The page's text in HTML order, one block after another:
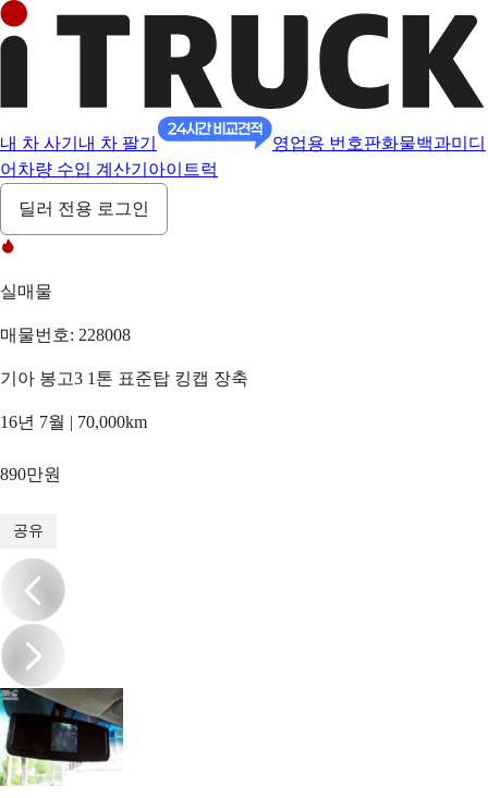
내 차 사기 내 차 팔기 영업용 번호판화물백과미디
어 차량 수입 계산기 아이트럭
딜러 전용 로그인
실매물
매물번호: 228008
기아 봉고3 1톤 표준탑 킹캡 장축
16년 7월 | 70,000km
890만원
공유
/18